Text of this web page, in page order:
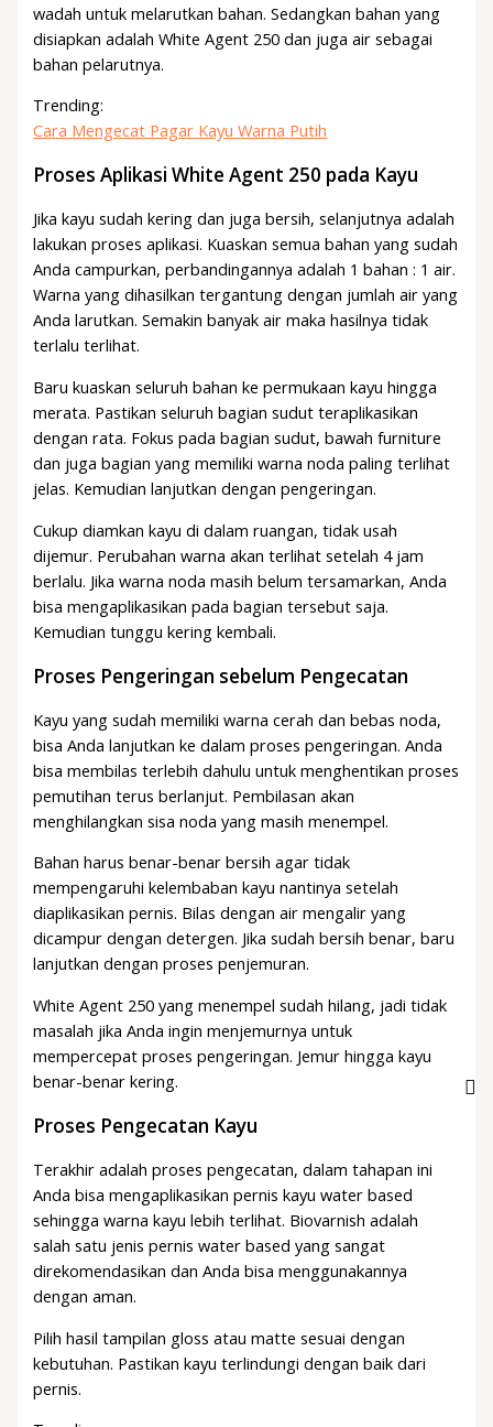
wadah untuk melarutkan bahan. Sedangkan bahan yang
disiapkan adalah White Agent 250 dan juga air sebagai
bahan pelarutnya.
Trending:
Cara Mengecat Pagar Kayu Warna Putih
Proses Aplikasi White Agent 250 pada Kayu
Jika kayu sudah kering dan juga bersih, selanjutnya adalah
lakukan proses aplikasi. Kuaskan semua bahan yang sudah
Anda campurkan, perbandingannya adalah 1 bahan : 1 air.
Warna yang dihasilkan tergantung dengan jumlah air yang
Anda larutkan. Semakin banyak air maka hasilnya tidak
terlalu terlihat.
Baru kuaskan seluruh bahan ke permukaan kayu hingga
merata. Pastikan seluruh bagian sudut teraplikasikan
dengan rata. Fokus pada bagian sudut, bawah furniture
dan juga bagian yang memiliki warna noda paling terlihat
jelas. Kemudian lanjutkan dengan pengeringan.
Cukup diamkan kayu di dalam ruangan, tidak usah
dijemur. Perubahan warna akan terlihat setelah 4 jam
berlalu. Jika warna noda masih belum tersamarkan, Anda
bisa mengaplikasikan pada bagian tersebut saja.
Kemudian tunggu kering kembali.
Proses Pengeringan sebelum Pengecatan
Kayu yang sudah memiliki warna cerah dan bebas noda,
bisa Anda lanjutkan ke dalam proses pengeringan. Anda
bisa membilas terlebih dahulu untuk menghentikan proses
pemutihan terus berlanjut. Pembilasan akan
menghilangkan sisa noda yang masih menempel.
Bahan harus benar-benar bersih agar tidak
mempengaruhi kelembaban kayu nantinya setelah
diaplikasikan pernis. Bilas dengan air mengalir yang
dicampur dengan detergen. Jika sudah bersih benar, baru
lanjutkan dengan proses penjemuran.
White Agent 250 yang menempel sudah hilang, jadi tidak
masalah jika Anda ingin menjemurnya untuk
mempercepat proses pengeringan. Jemur hingga kayu
benar-benar kering.
Proses Pengecatan Kayu
Terakhir adalah proses pengecatan, dalam tahapan ini
Anda bisa mengaplikasikan pernis kayu water based
sehingga warna kayu lebih terlihat. Biovarnish adalah
salah satu jenis pernis water based yang sangat
direkomendasikan dan Anda bisa menggunakannya
dengan aman.
Pilih hasil tampilan gloss atau matte sesuai dengan
kebutuhan. Pastikan kayu terlindungi dengan baik dari
pernis.